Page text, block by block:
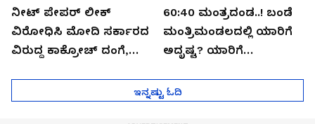
ನೀಟ್ ಪೇಪರ್ ಲೀಕ್
ವಿರೋಧಿಸಿ ಮೋದಿ ಸರ್ಕಾರದ
ವಿರುದ್ದ ಕಾಕ್ರೋಚ್ ದಂಗೆ,
60:40 ಮಂತ್ರದಂಡ..! ಬಂಡೆ
ಮಂತ್ರಿಮಂಡಲದಲ್ಲಿ ಯಾರಿಗೆ
ಅದೃಷ್ಟ? ಯಾರಿಗೆ
ಇನ್ನಷ್ಟು ಓದಿ